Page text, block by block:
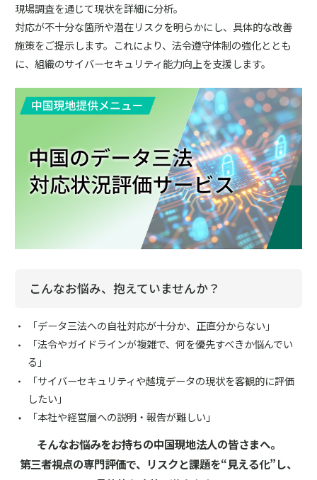
現場調査を通じて現状を詳細に分析。
対応が不十分な箇所や潜在リスクを明らかにし、具体的な改善
施策をご提示します。これにより、法令遵守体制の強化ととも
に、組織のサイバーセキュリティ能力向上を支援します。
こんなお悩み、抱えていませんか？
「データ三法への自社対応が十分か、正直分からない」
「法令やガイドラインが複雑で、何を優先すべきか悩んでい
る」
「サイバーセキュリティや越境データの現状を客観的に評価
したい」
「本社や経営層への説明・報告が難しい」
そんなお悩みをお持ちの中国現地法人の皆さまへ。
第三者視点の専門評価で、リスクと課題を“見える化”し、